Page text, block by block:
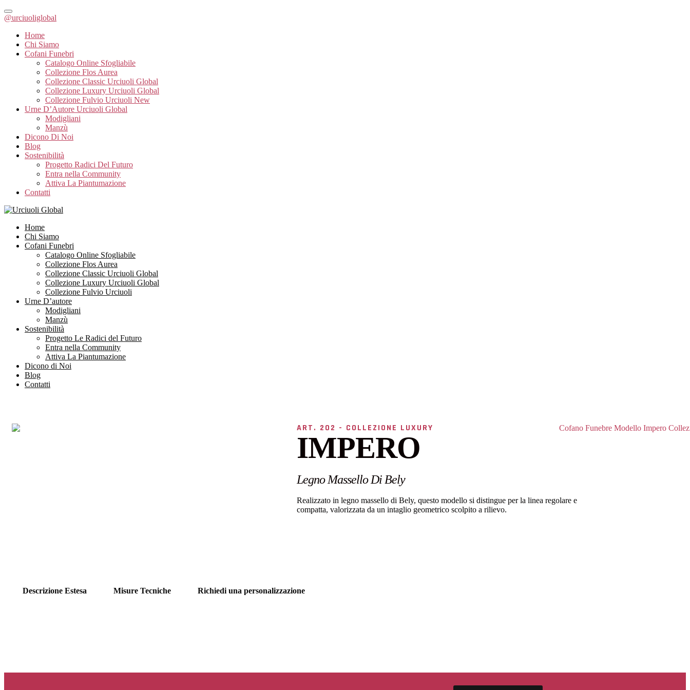
@urciuoliglobal
Home
Chi Siamo
Cofani Funebri
Catalogo Online Sfogliabile
Collezione Flos Aurea
Collezione Classic Urciuoli Global
Collezione Luxury Urciuoli Global
Collezione Fulvio Urciuoli New
Urne D’Autore Urciuoli Global
Modigliani
Manzù
Dicono Di Noi
Blog
Sostenibilità
Progetto Radici Del Futuro
Entra nella Community
Attiva La Piantumazione
Contatti
Home
Chi Siamo
Cofani Funebri
Catalogo Online Sfogliabile
Collezione Flos Aurea
Collezione Classic Urciuoli Global
Collezione Luxury Urciuoli Global
Collezione Fulvio Urciuoli
Urne D’autore
Modigliani
Manzù
Sostenibilità
Progetto Le Radici del Futuro
Entra nella Community
Attiva La Piantumazione
Dicono di Noi
Blog
Contatti
ART. 202 - COLLEZIONE LUXURY
IMPERO
Legno Massello Di Bely
Realizzato in legno massello di Bely, questo modello si distingue per la linea regolare e
compatta, valorizzata da un intaglio geometrico scolpito a rilievo.
Descrizione Estesa Misure Tecniche Richiedi una personalizzazione